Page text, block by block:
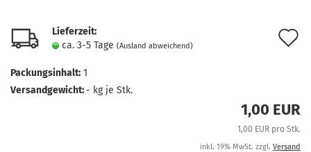
Lieferzeit:
ca. 3-5 Tage (Ausland abweichend)
Packungsinhalt: 1
Versandgewicht:- kg je Stk.
1,00 EUR
1,00 EUR pro Stk.
inkl. 19% MwSt. zzgl. Versand